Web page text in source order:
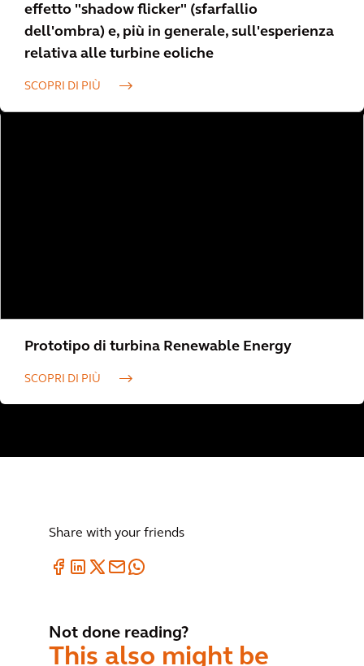
effetto "shadow flicker" (sfarfallio
dell'ombra) e, più in generale, sull'esperienza
relativa alle turbine eoliche
SCOPRI DI PIÙ
Prototipo di turbina Renewable Energy
SCOPRI DI PIÙ
Share with your friends
Not done reading?
This also might be